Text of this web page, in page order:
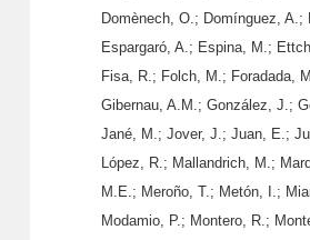
Domènech, O.; Domínguez,
Espargaró, A.; Espina, M.;
Fisa, R.; Folch, M.; Foradada,
Gibernau, A.M.; González, J.;
Jané, M.; Jover, J.; Juan, E.;
López, R.; Mallandrich, M.;
M.E.; Meroño, T.; Metón, I.;
Modamio, P.; Montero, R.;